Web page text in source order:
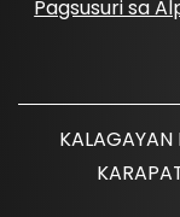
Pagsusuri sa